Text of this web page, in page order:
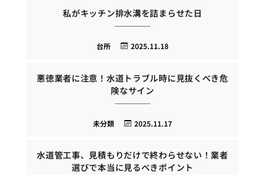
私がキッチン排水溝を詰まらせた日
2025.11.18
台所
悪徳業者に注意！水道トラブル時に見抜くべき危
険なサイン
2025.11.17
未分類
水道管工事、見積もりだけで終わらせない！業者
選びで本当に見るべきポイント